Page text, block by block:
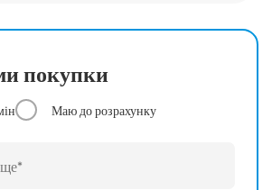
покупки
Маю до розрахунку